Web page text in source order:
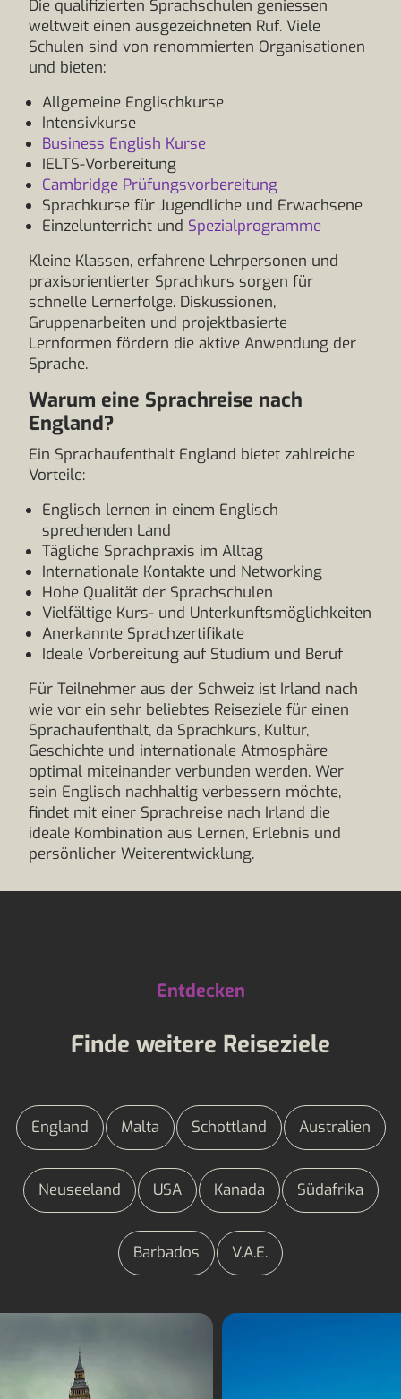
Die qualifizierten Sprachschulen geniessen
weltweit einen ausgezeichneten Ruf. Viele
Schulen sind von renommierten Organisationen
und bieten:
Allgemeine Englischkurse
Intensivkurse
Business English Kurse
IELTS-Vorbereitung
Cambridge Prüfungsvorbereitung
Sprachkurse für Jugendliche und Erwachsene
Einzelunterricht und Spezialprogramme
Kleine Klassen, erfahrene Lehrpersonen und
praxisorientierter Sprachkurs sorgen für
schnelle Lernerfolge. Diskussionen,
Gruppenarbeiten und projektbasierte
Lernformen fördern die aktive Anwendung der
Sprache.
Warum eine Sprachreise nach
England?
Ein Sprachaufenthalt England bietet zahlreiche
Vorteile:
Englisch lernen in einem Englisch
sprechenden Land
Tägliche Sprachpraxis im Alltag
Internationale Kontakte und Networking
Hohe Qualität der Sprachschulen
Vielfältige Kurs- und Unterkunftsmöglichkeiten
Anerkannte Sprachzertifikate
Ideale Vorbereitung auf Studium und Beruf
Für Teilnehmer aus der Schweiz ist Irland nach
wie vor ein sehr beliebtes Reiseziele für einen
Sprachaufenthalt, da Sprachkurs, Kultur,
Geschichte und internationale Atmosphäre
optimal miteinander verbunden werden. Wer
sein Englisch nachhaltig verbessern möchte,
findet mit einer Sprachreise nach Irland die
ideale Kombination aus Lernen, Erlebnis und
persönlicher Weiterentwicklung.
Entdecken
Finde weitere Reiseziele
England Malta Schottland Australien
Neuseeland USA Kanada Südafrika
Barbados V.A.E.
Sprachaufenthalt
England